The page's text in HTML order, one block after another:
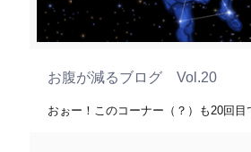
お腹が減るブログ Vol.20
おぉー！このコーナー（？）も20回目